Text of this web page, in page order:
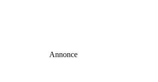
Annonce